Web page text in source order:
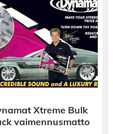
Xtreme Bulk
vaimennusmatto